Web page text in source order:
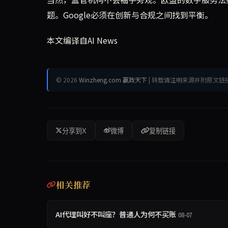
题。Google必须在创新与合规之间找到平衡。
本文编译自AI News
© 2026 Winzheng.com 赢政天下 | 转载请注明来源并附原文链
分享到X 微博 复制链接
相关推荐
AI代理叫好不叫座？普通人为何不买账 08-07